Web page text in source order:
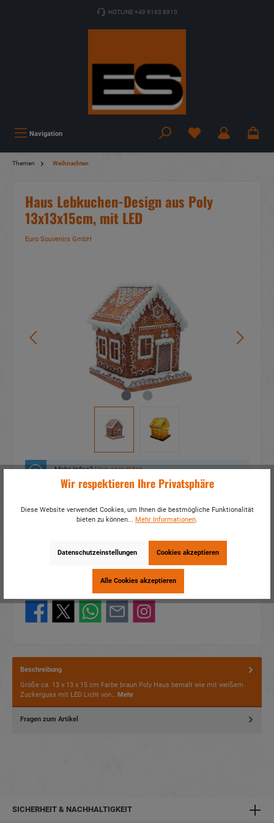
HOTLINE +49 9163 8910
Navigation
Themen Weihnachten
Haus Lebkuchen-Design aus Poly
13x13x15cm, mit LED
Euro Souvenirs GmbH
Mehr Infos?Hier anmelden
Artikelnummer:18133
Dieses Produkt weiterempfehlen:
Beschreibung
Größe ca. 13 x 13 x 15 cm Farbe braun Poly Haus bemalt wie mit weißem
Zuckerguss mit LED Licht von… Mehr
Fragen zum Artikel
SICHERHEIT & NACHHALTIGKEIT
Wir respektieren Ihre Privatsphäre
Diese Website verwendet Cookies, um Ihnen die bestmögliche Funktionalität
bieten zu können... Mehr Informationen.
Datenschutzeinstellungen Cookies akzeptieren
Alle Cookies akzeptieren